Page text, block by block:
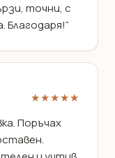
точни, с
Благодаря!“
★★★★★
Поръчах